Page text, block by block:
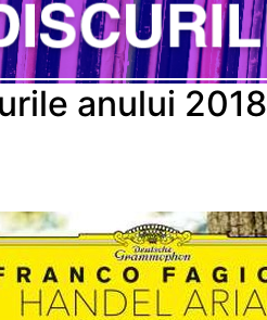
anului 2018